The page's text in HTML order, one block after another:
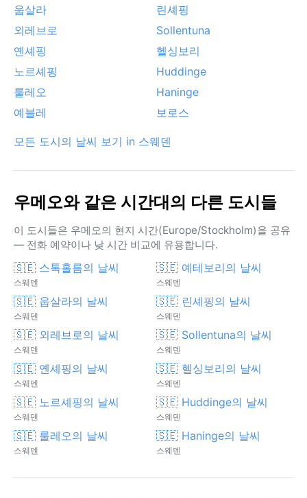
웁살라
린셰핑
외레브로
Sollentuna
옌셰핑
헬싱보리
노르셰핑
Huddinge
룰레오
Haninge
예블레
보로스
모든 도시의 날씨 보기 in 스웨덴
우메오와 같은 시간대의 다른 도시들
이 도시들은 우메오의 현지 시간(Europe/Stockholm)을 공유
— 전화 예약이나 낮 시간 비교에 유용합니다.
🇸🇪 스톡홀름의 날씨
스웨덴
🇸🇪 예테보리의 날씨
스웨덴
🇸🇪 웁살라의 날씨
스웨덴
🇸🇪 린셰핑의 날씨
스웨덴
🇸🇪 외레브로의 날씨
스웨덴
🇸🇪 Sollentuna의 날씨
스웨덴
🇸🇪 옌셰핑의 날씨
스웨덴
🇸🇪 헬싱보리의 날씨
스웨덴
🇸🇪 노르셰핑의 날씨
스웨덴
🇸🇪 Huddinge의 날씨
스웨덴
🇸🇪 룰레오의 날씨
스웨덴
🇸🇪 Haninge의 날씨
스웨덴